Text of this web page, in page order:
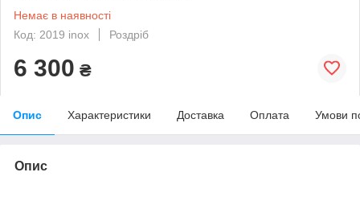
Немає в наявності
Код: 2019 inox
Роздріб
6 300 ₴
Опис Характеристики Доставка Оплата Умови
Опис